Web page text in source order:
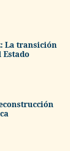
La transición
Estado